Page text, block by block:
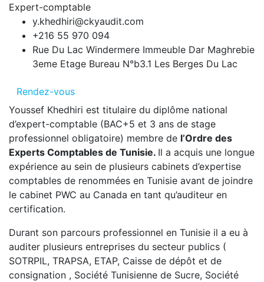
Expert-comptable
y.khedhiri@ckyaudit.com
+216 55 970 094
Rue Du Lac Windermere Immeuble Dar Maghrebie
3eme Etage Bureau N°b3.1 Les Berges Du Lac
Rendez-vous
Youssef Khedhiri est titulaire du diplôme national
d’expert-comptable (BAC+5 et 3 ans de stage
professionnel obligatoire) membre de l’Ordre des
Experts Comptables de Tunisie. Il a acquis une longue
expérience au sein de plusieurs cabinets d’expertise
comptables de renommées en Tunisie avant de joindre
le cabinet PWC au Canada en tant qu’auditeur en
certification.
Durant son parcours professionnel en Tunisie il a eu à
auditer plusieurs entreprises du secteur publics (
SOTRPIL, TRAPSA, ETAP, Caisse de dépôt et de
consignation , Société Tunisienne de Sucre, Société